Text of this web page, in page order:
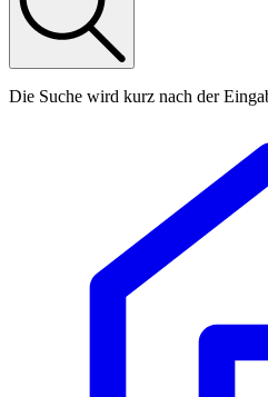
Die Suche wird kurz nach der